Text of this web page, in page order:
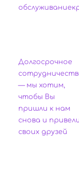
обслуживание
Долгосрочное
— мы хотим,
чтобы Вы
пришли к нам
снова и
своих друзей